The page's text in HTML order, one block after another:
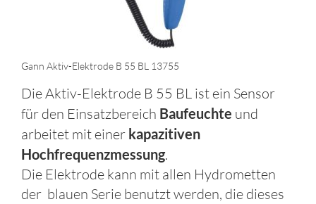
Gann Aktiv-Elektrode B 55 BL 13755
Die Aktiv-Elektrode B 55 BL ist ein Sensor
für den Einsatzbereich Baufeuchte und
arbeitet mit einer kapazitiven
Hochfrequenzmessung.
Die Elektrode kann mit allen Hydrometten
der blauen Serie benutzt werden, die dieses